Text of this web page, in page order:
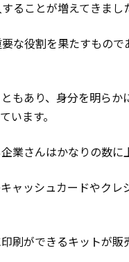
ることが増えてきまし
な役割を果たすもの
もあり、身分を明らか
います。
業さんはかなりの数に
ャッシュカードやクレ
刷ができるキットが販